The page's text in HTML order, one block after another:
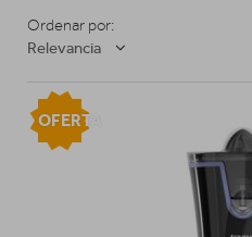
Ordenar por:
Relevancia
OFERTA